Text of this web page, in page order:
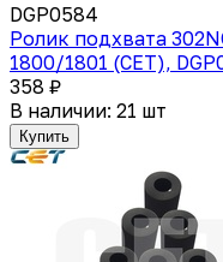
DGP0584
Ролик подхвата
1800/1801 (CET),
358 ₽
В наличии: 21 шт
Купить